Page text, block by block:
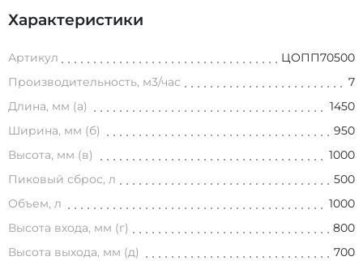
Характеристики
Артикул
ЦОПП70500
Производительность, м3/час
7
Длина, мм (а)
1450
Ширина, мм (б)
950
Высота, мм (в)
1000
Пиковый сброс, л
500
Объем, л
1000
Высота входа, мм (г)
800
Высота выхода, мм (д)
700